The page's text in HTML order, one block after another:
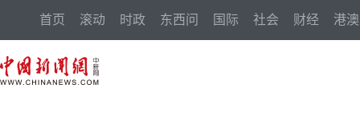
首页 滚动 时政 东西问 国际 社会 财经 港澳